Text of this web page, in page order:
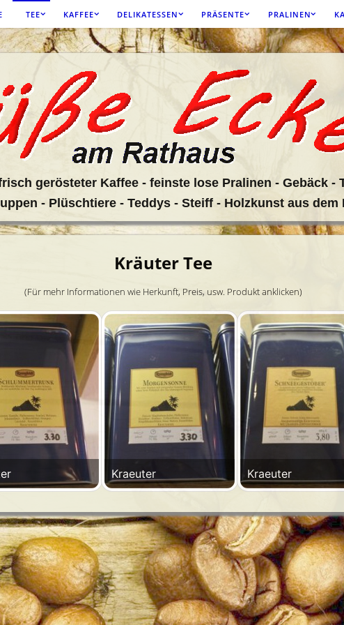
TEE KAFFEE DELIKATESSEN PRÄSENTE PRALINEN
gerösteter Kaffee - feinste lose Pralinen - Gebäck -
- Plüschtiere - Teddys - Steiff - Holzkunst aus dem
Kräuter Tee
(Für mehr Informationen wie Herkunft, Preis, usw. Produkt anklicken)
Kraeuter Kraeuter